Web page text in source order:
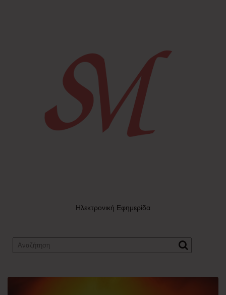
Ηλεκτρονική Εφημερίδα